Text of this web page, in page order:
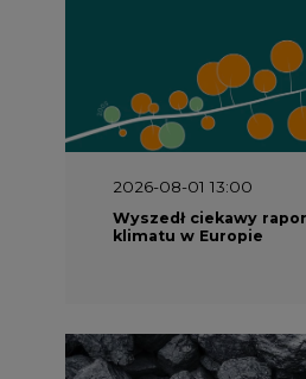
2026-08-01 13:00
Wyszedł ciekawy
klimatu w Europie